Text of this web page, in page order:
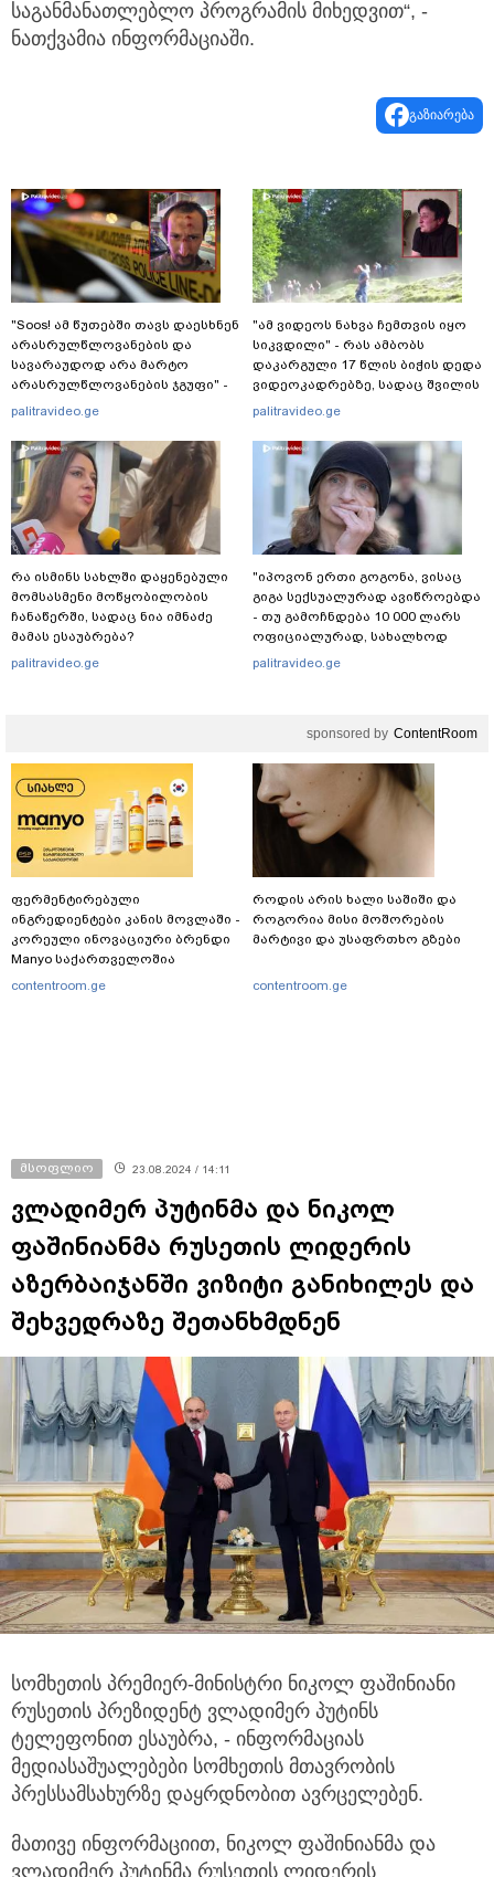
საგანმანათლებლო პროგრამის მიხედვით“, -
ნათქვამია ინფორმაციაში.
გაზიარება
"Soos! ამ წუთებში თავს დაესხნენ
არასრულწლოვანების და
სავარაუდოდ არა მარტო
არასრულწლოვანების ჯგუფი" -
რა ინფორმაციას ავრცელებს
palitravideo.ge
რა ისმინს სახლში დაყენებული
მომსასმენი მოწყობილობის
ჩანაწერში, სადაც ნია იმნაძე
მამას ესაუბრება?
palitravideo.ge
"ამ ვიდეოს ნახვა ჩემთვის იყო
სიკვდილი" - რას ამბობს
დაკარგული 17 წლის ბიჭის დედა
ვიდეოკადრებზე, სადაც შვილის
განწირული ვედრების ხმა
palitravideo.ge
"იპოვონ ერთი გოგონა, ვისაც
გიგა სექსუალურად ავიწროებდა
- თუ გამოჩნდება 10 000 ლარს
ოფიციალურად, სახალხოდ
გადავცემ" - ეკა კუპატაძე
palitravideo.ge
sponsored by ContentRoom
ფერმენტირებული
ინგრედიენტები კანის მოვლაში -
კორეული ინოვაციური ბრენდი
Manyo საქართველოშია
contentroom.ge
როდის არის ხალი საშიში და
როგორია მისი მოშორების
მარტივი და უსაფრთხო გზები
contentroom.ge
მსოფლიო 23.08.2024 / 14:11
ვლადიმერ პუტინმა და ნიკოლ
ფაშინიანმა რუსეთის ლიდერის
აზერბაიჯანში ვიზიტი განიხილეს და
შეხვედრაზე შეთანხმდნენ
სომხეთის პრემიერ-მინისტრი ნიკოლ ფაშინიანი
რუსეთის პრეზიდენტ ვლადიმერ პუტინს
ტელეფონით ესაუბრა, - ინფორმაციას
მედიასაშუალებები სომხეთის მთავრობის
პრესსამსახურზე დაყრდნობით ავრცელებენ.
მათივე ინფორმაციით, ნიკოლ ფაშინიანმა და
ვლადიმერ პუტინმა რუსეთის ლიდერის